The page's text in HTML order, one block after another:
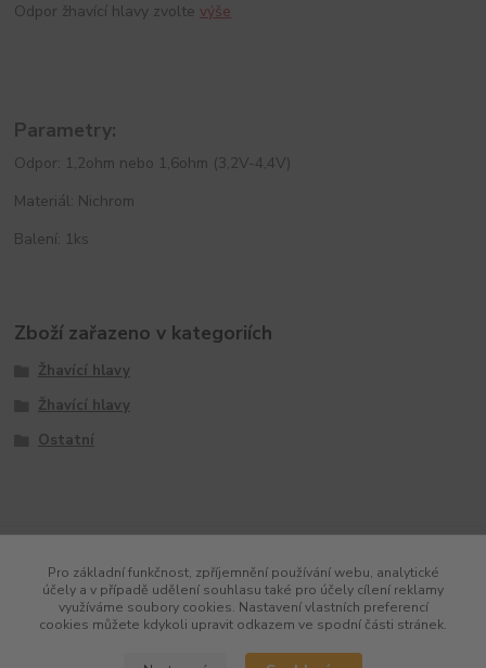
Odpor žhavící hlavy zvoltevýše
Parametry:
Odpor: 1,2ohm nebo 1,6ohm (3,2V-4,4V)
Materiál: Nichrom
Balení: 1ks
Zboží zařazeno v kategoriích
Žhavící hlavy
Žhavící hlavy
Ostatní
Pro základní funkčnost, zpříjemnění používání webu, analytické
účely a v případě udělení souhlasu také pro účely cílení reklamy
využíváme soubory cookies. Nastavení vlastních preferencí
cookies můžete kdykoli upravit odkazem ve spodní části stránek.